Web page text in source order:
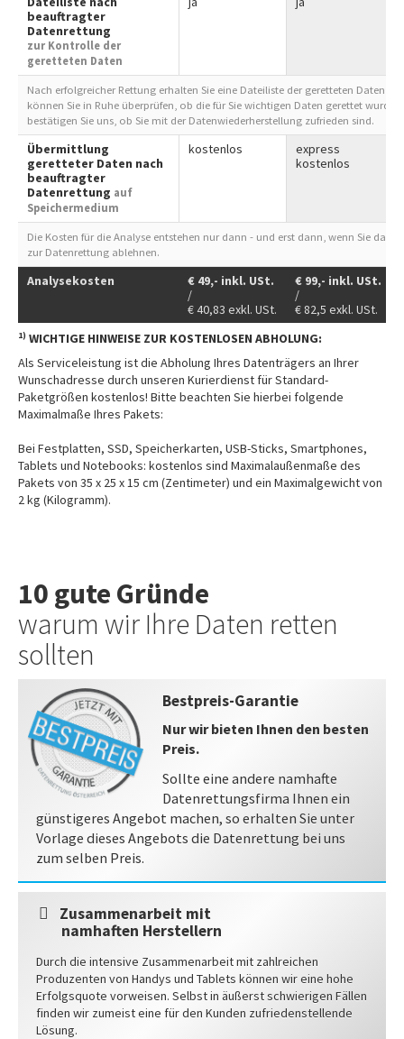
beauftragter
Datenrettung
zur Kontrolle der
geretteten Daten
Nach erfolgreicher Rettung erhalten Sie eine Dateiliste der geretteten Daten
können Sie in Ruhe überprüfen, ob die für Sie wichtigen Daten gerettet
bestätigen Sie uns, ob Sie mit der Datenwiederherstellung zufrieden sind.
Übermittlung
geretteter Daten nach
beauftragter
Datenrettung auf
Speichermedium
kostenlos
express
kostenlos
Die Kosten für die Analyse entstehen nur dann - und erst dann, wenn Sie das
zur Datenrettung ablehnen.
Analysekosten € 49,- inkl. USt.
/
€40,83 exkl. USt.
€ 99,- inkl. USt.
/
€ 82,5 exkl. USt.
1) WICHTIGE HINWEISE ZUR KOSTENLOSEN ABHOLUNG:
Als Serviceleistung ist die Abholung Ihres Datenträgers an Ihrer
Wunschadresse durch unseren Kurierdienst für Standard-
Paketgrößen kostenlos! Bitte beachten Sie hierbei folgende
Maximalmaße Ihres Pakets:
Bei Festplatten, SSD, Speicherkarten, USB-Sticks, Smartphones,
Tablets und Notebooks: kostenlos sind Maximalaußenmaße des
Pakets von 35 x 25 x 15 cm (Zentimeter) und ein Maximalgewicht von
2 kg (Kilogramm).
10 gute Gründe
warum wir Ihre Daten retten
sollten
Bestpreis-Garantie
Nur wir bieten Ihnen den besten
Preis.
Sollte eine andere namhafte
Datenrettungsfirma Ihnen ein
günstigeres Angebot machen, so erhalten Sie unter
Vorlage dieses Angebots die Datenrettung bei uns
zum selben Preis.
Zusammenarbeit mit
namhaften Herstellern
Durch die intensive Zusammenarbeit mit zahlreichen
Produzenten von Handys und Tablets können wir eine hohe
Erfolgsquote vorweisen. Selbst in äußerst schwierigen Fällen
finden wir zumeist eine für den Kunden zufriedenstellende
Lösung.